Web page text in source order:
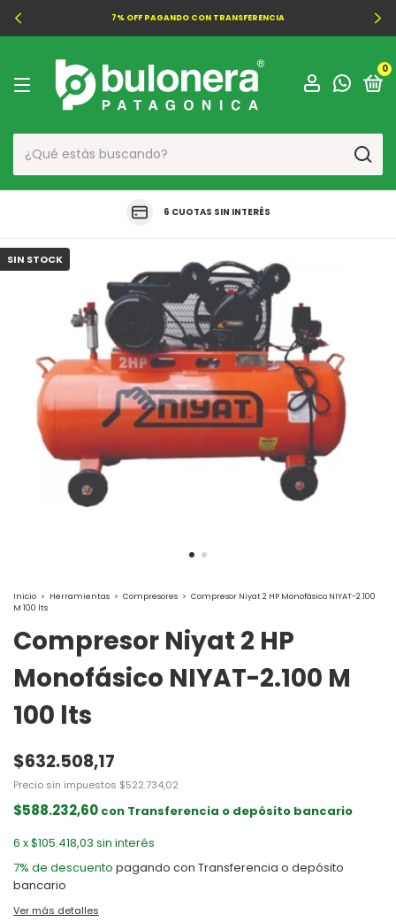
7% OFF PAGANDO CON TRANSFERENCIA
0
6 CUOTAS SIN INTERÉS
SIN STOCK
Inicio > Herramientas > Compresores > Compresor Niyat 2 HP Monofásico NIYAT-2.100
M 100 lts
Compresor Niyat 2 HP
Monofásico NIYAT-2.100 M
100 lts
$632.508,17
Precio sin impuestos $522.734,02
$588.232,60 con Transferencia o depósito bancario
6 x$105.418,03 sin interés
7% de descuento pagando con Transferencia o depósito
bancario
Ver más detalles